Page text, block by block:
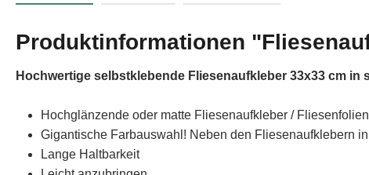
Produktinformationen
Hochwertige selbstklebende Fliesenaufkleber 33x33 cm in
Hochglänzende oder matte Fliesenaufkleber / Fliesenfolien
Gigantische Farbauswahl! Neben den Fliesenaufklebern
Lange Haltbarkeit